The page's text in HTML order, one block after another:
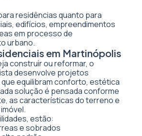
residências quanto para
edifícios, empreendimentos
em processo de
urbano.
em Martinópolis
construir ou reformar, o
desenvolve projetos
equilibram conforto, estética
solução é pensada conforme
as características do terreno e
estão:
e sobrados